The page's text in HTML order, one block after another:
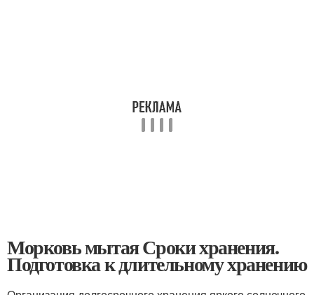
Морковь мытая Сроки хранения.
Подготовка к длительному хранению